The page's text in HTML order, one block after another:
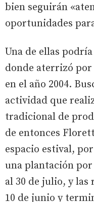
bien seguirán
oportunidades
Una de ellas
donde aterrizó
en el año 2004.
actividad que
tradicional de
de entonces
espacio estival,
una plantación
al 30 de julio, y las
10 de junio y